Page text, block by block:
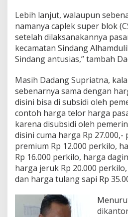
Lebih lanjut, walaupun
namanya caplek super blok
setelah dilaksanakannya
kecamatan Sindang
Sindang antusias,” tambah
Masih Dadang Supriatna,
sebenarnya sama dengan
disini bisa di subsidi oleh
contoh harga telor harga
karena disubsidi oleh
disini cuma harga Rp
premium Rp 12.000 perkilo,
Rp 16.000 perkilo, harga
harga jeruk Rp 20.000
dan harga tulang sapi Rp